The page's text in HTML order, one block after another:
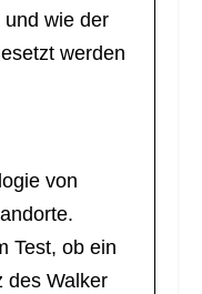
wie der
werden
von
Test, ob ein
des Walker